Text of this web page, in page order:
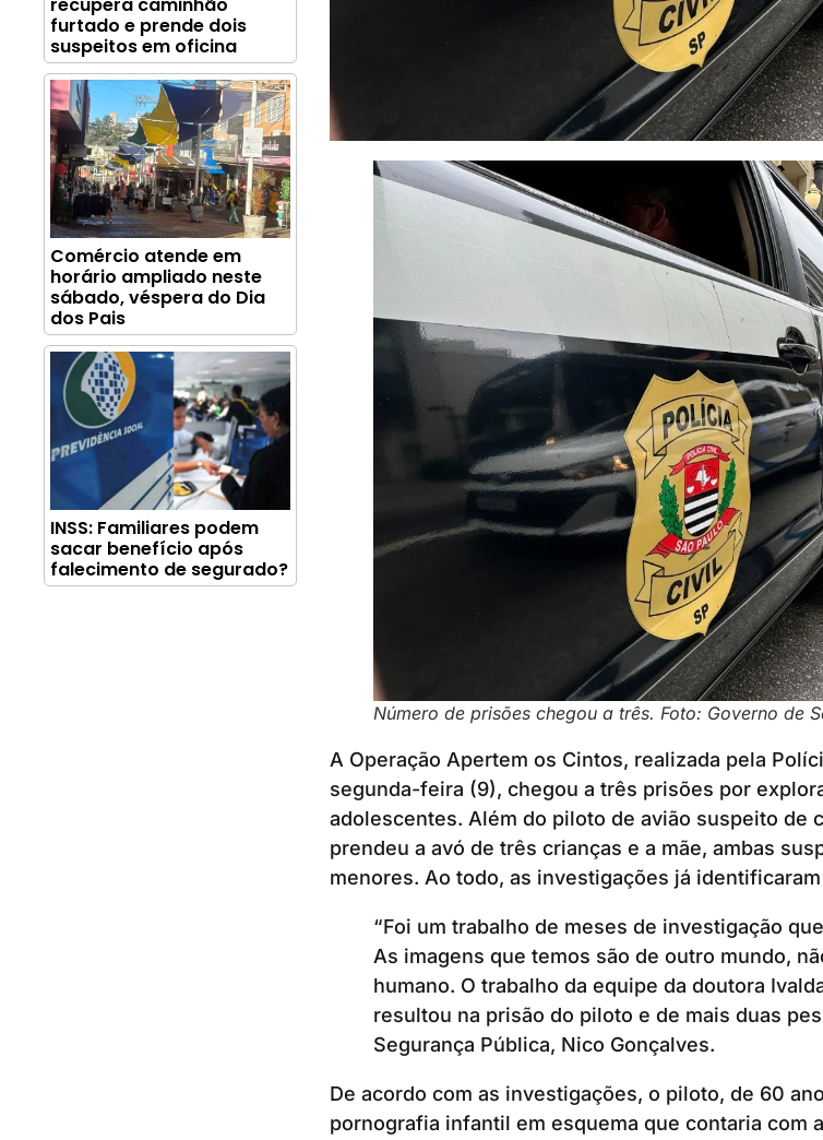
furtado e prende dois
suspeitos em oficina
Comércio atende em
horário ampliado neste
sábado, véspera do Dia
dos Pais
INSS: Familiares podem
sacar benefício após
falecimento de segurado?
Número de prisões chegou a três. Foto: Governo de
A Operação Apertem os Cintos, realizada pela
segunda-feira (9), chegou a três prisões por
adolescentes. Além do piloto de avião suspeito de
prendeu a avó de três crianças e a mãe, ambas
menores. Ao todo, as investigações já
“Foi um trabalho de meses de investigação
As imagens que temos são de outro mundo,
humano. O trabalho da equipe da doutora
resultou na prisão do piloto e de mais duas
Segurança Pública, Nico Gonçalves.
De acordo com as investigações, o piloto, de 60
pornografia infantil em esquema que contaria com